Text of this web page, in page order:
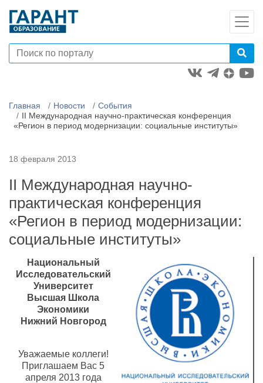
Главная Новости
События
II Международная научно-практическая конференция
«Регион в период модернизации: социальные институты»
18 февраля 2013
II Международная научно-
практическая конференция
«Регион в период модернизации:
социальные институты»
Национальный
Исследовательский
Университет
Высшая Школа
Экономики
Нижний Новгород
Уважаемые коллеги!
Приглашаем Вас 5
апреля 2013 года